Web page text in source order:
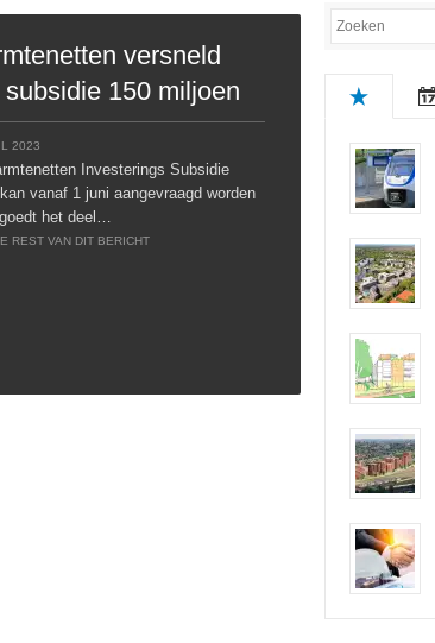
versneld
subsidie 150 miljoen
2023
Investerings Subsidie
vanaf 1 juni aangevraagd worden
het deel…
REST VAN DIT BERICHT